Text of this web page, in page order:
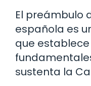
El preámbulo
española es
que
sustenta la